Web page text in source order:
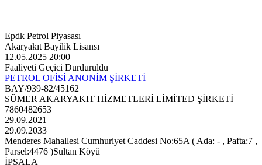
Epdk Petrol Piyasası
Akaryakıt Bayilik Lisansı
12.05.2025 20:00
Faaliyeti Geçici Durduruldu
PETROL OFİSİ ANONİM ŞİRKETİ
BAY/939-82/45162
SÜMER AKARYAKIT HİZMETLERİ LİMİTED ŞİRKETİ
7860482653
29.09.2021
29.09.2033
Menderes Mahallesi Cumhuriyet Caddesi No:65A ( Ada: - , Pafta:7 ,
Parsel:4476 )Sultan Köyü
İPSALA